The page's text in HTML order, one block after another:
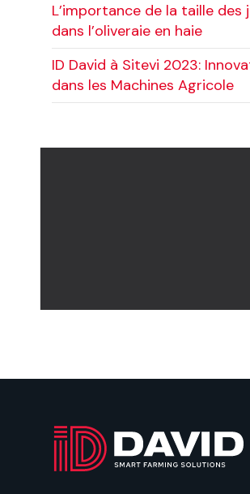
L’importance de la taille des
dans l’oliveraie en haie
ID David à Sitevi 2023:
dans les Machines Agricole